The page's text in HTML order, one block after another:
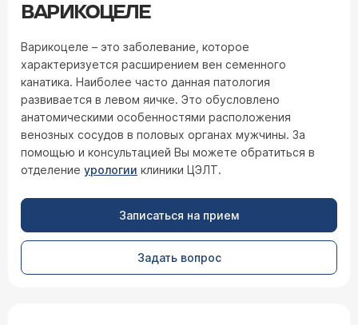
ВАРИКОЦЕЛЕ
Варикоцеле – это заболевание, которое
характеризуется расширением вен семенного
канатика. Наиболее часто данная патология
развивается в левом яичке. Это обусловлено
анатомическими особенностями расположения
венозных сосудов в половых органах мужчины. За
помощью и консультацией Вы можете обратиться в
отделение урологии клиники ЦЭЛТ.
Записаться на прием
Задать вопрос